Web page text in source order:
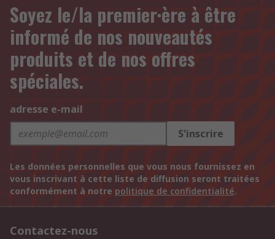
Soyez le/la premier·ère à être
informé de nos nouveautés
produits et de nos offres
spéciales.
adresse e-mail
S'inscrire
Les données personnelles que vous nous fournissez en
vous inscrivant à cette liste de diffusion seront traitées
conformément à notre politique de confidentialité.
Contactez-nous